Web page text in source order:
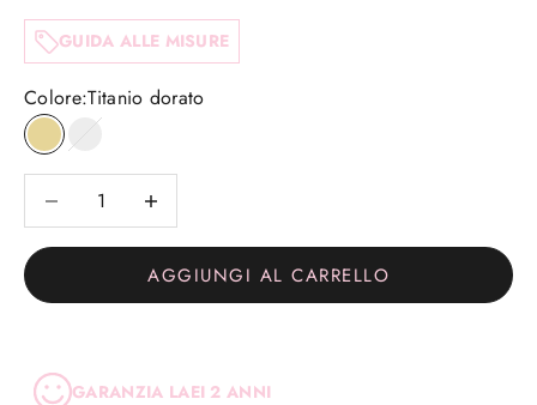
GUIDA ALLE MISURE
Colore:Titanio dorato
Titanio dorato
Diminuisci quantitàDiminuisci quantità
AGGIUNGI AL CARRELLO
GARANZIA LAEI 2 ANNI